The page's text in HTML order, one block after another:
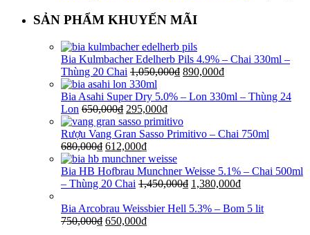
SẢN PHẨM KHUYẾN MÃI
Bia Kulmbacher Edelherb Pils 4.9% – Chai 330ml –
Thùng 20 Chai 1,050,000₫ 890,000₫
Bia Asahi Super Dry 5.0% – Lon 330ml – Thùng 24
Lon 650,000₫ 295,000₫
Rượu Vang Gran Sasso Primitivo – Chai 750ml
680,000₫ 612,000₫
Bia HB Hofbrau Munchner Weisse 5.1% – Chai 500ml
– Thùng 20 Chai 1,450,000₫ 1,380,000₫
Bia Arcobrau Weissbier Hell 5.3% – Bom 5 lit
750,000₫ 650,000₫